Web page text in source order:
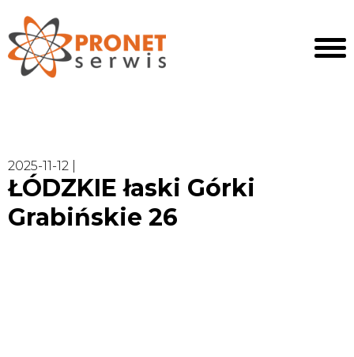
2025-11-12 |
ŁÓDZKIE łaski Górki
Grabińskie 26